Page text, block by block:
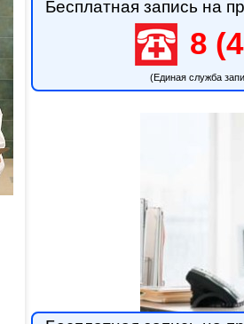
Бесплатная запись на
8
(Единая служба